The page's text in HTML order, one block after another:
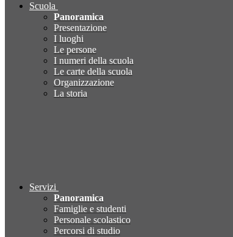
Scuola
Panoramica
Presentazione
I luoghi
Le persone
I numeri della scuola
Le carte della scuola
Organizzazione
La storia
Servizi
Panoramica
Famiglie e studenti
Personale scolastico
Percorsi di studio